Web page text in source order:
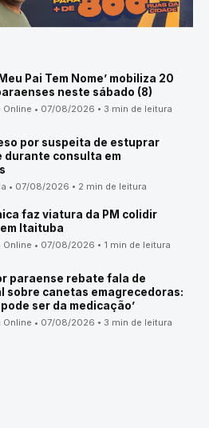
Pai Tem Nome’ mobiliza 20
neste sábado (8)
Online • 07/08/2026 • 3 min de leitura
por suspeita de estuprar
durante consulta em
• 07/08/2026 • 2 min de leitura
faz viatura da PM colidir
Itaituba
• 07/08/2026 • 1 min de leitura
paraense rebate fala de
sobre canetas emagrecedoras:
pode ser da medicação’
Online • 07/08/2026 • 3 min de leitura